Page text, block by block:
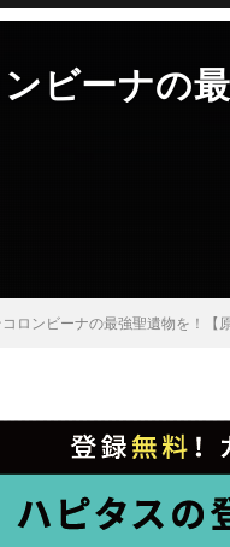
ビーナの
ロンビーナの最強聖遺物を！【